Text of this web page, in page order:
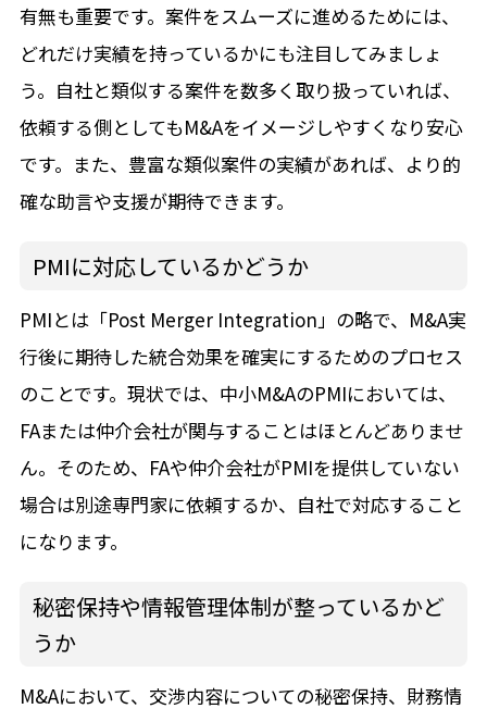
有無も重要です。案件をスムーズに進めるためには、
どれだけ実績を持っているかにも注目してみましょ
う。自社と類似する案件を数多く取り扱っていれば、
依頼する側としてもM&Aをイメージしやすくなり安心
です。また、豊富な類似案件の実績があれば、より的
確な助言や支援が期待できます。
PMIに対応しているかどうか
PMIとは「Post Merger Integration」の略で、M&A実
行後に期待した統合効果を確実にするためのプロセス
のことです。現状では、中小M&AのPMIにおいては、
FAまたは仲介会社が関与することはほとんどありませ
ん。そのため、FAや仲介会社がPMIを提供していない
場合は別途専門家に依頼するか、自社で対応すること
になります。
秘密保持や情報管理体制が整っているかど
うか
M&Aにおいて、交渉内容についての秘密保持、財務情